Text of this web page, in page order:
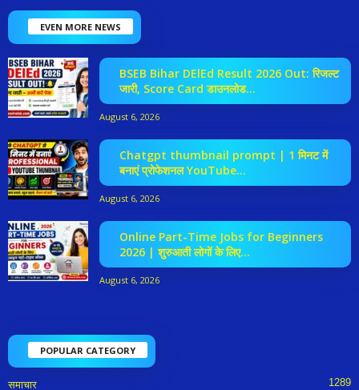
EVEN MORE NEWS
BSEB Bihar DElEd Result 2026 Out: रिजल्ट
जारी, Score Card डाउनलोड...
August 6, 2026
Chatgpt thumbnail prompt | 1 मिनट में
बनाएं प्रोफेशनल YouTube...
August 6, 2026
Online Part-Time Jobs for Beginners
2026 | शुरुआती लोगों के लिए...
August 6, 2026
POPULAR CATEGORY
समाचार 1289